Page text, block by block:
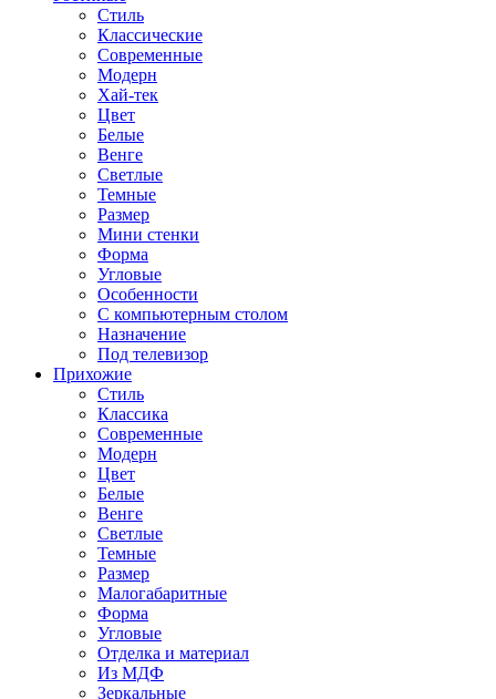
Стиль
Классические
Современные
Модерн
Хай-тек
Цвет
Белые
Венге
Светлые
Темные
Размер
Мини стенки
Форма
Угловые
Особенности
С компьютерным столом
Назначение
Под телевизор
Прихожие
Стиль
Классика
Современные
Модерн
Цвет
Белые
Венге
Светлые
Темные
Размер
Малогабаритные
Форма
Угловые
Отделка и материал
Из МДФ
Зеркальные